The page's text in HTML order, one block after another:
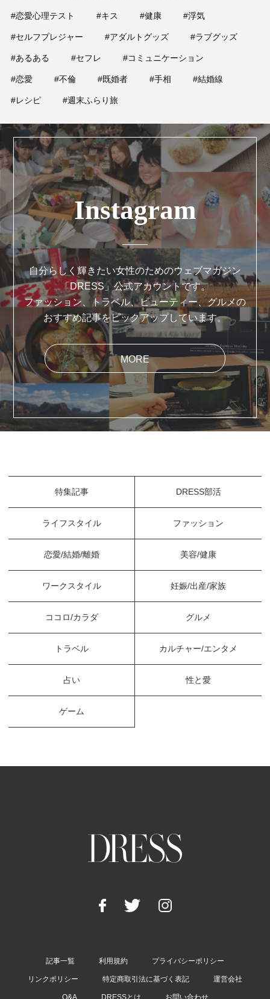
#恋愛心理テスト #キス #健康 #浮気
#セルフプレジャー #アダルトグッズ #ラブグッズ
#あるある #セフレ #コミュニケーション
#恋愛 #不倫 #既婚者 #手相 #結婚線
#レシピ #週末ふらり旅
Instagram
自分らしく輝きたい女性のためのウェブマガジン
「DRESS」公式アカウントです。
ファッション、トラベル、ビューティー、グルメの
おすすめ記事をピックアップしています。
MORE
特集記事 DRESS部活
ライフスタイル ファッション
恋愛/結婚/離婚 美容/健康
ワークスタイル 妊娠/出産/家族
ココロ/カラダ グルメ
トラベル カルチャー/エンタメ
占い 性と愛
ゲーム
記事一覧 利用規約 プライバシーポリシー
リンクポリシー 特定商取引法に基づく表記 運営会社
Q&A DRESSとは お問い合わせ